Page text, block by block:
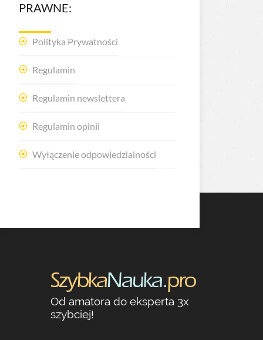
PRAWNE:
Polityka Prywatności
Regulamin
Regulamin newslettera
Regulamin opinii
Wyłączenie odpowiedzialności
Od amatora do eksperta 3x
szybciej!